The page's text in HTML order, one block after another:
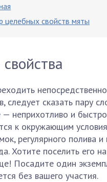
целебных свойств мяты
следует сказать пару
— неприхотливо и быстро
к окружающим
регулярного полива и
Хотите поселить его
Посадите один
без вашего участия.